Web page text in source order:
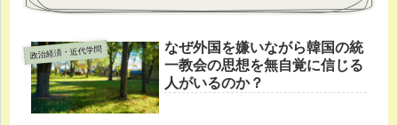
政治経済・近代学問
なぜ外国を嫌いながら韓国の統
一教会の思想を無自覚に信じる
人がいるのか？